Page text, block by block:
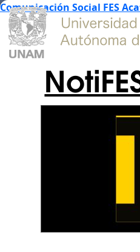
Comunicación Social FES